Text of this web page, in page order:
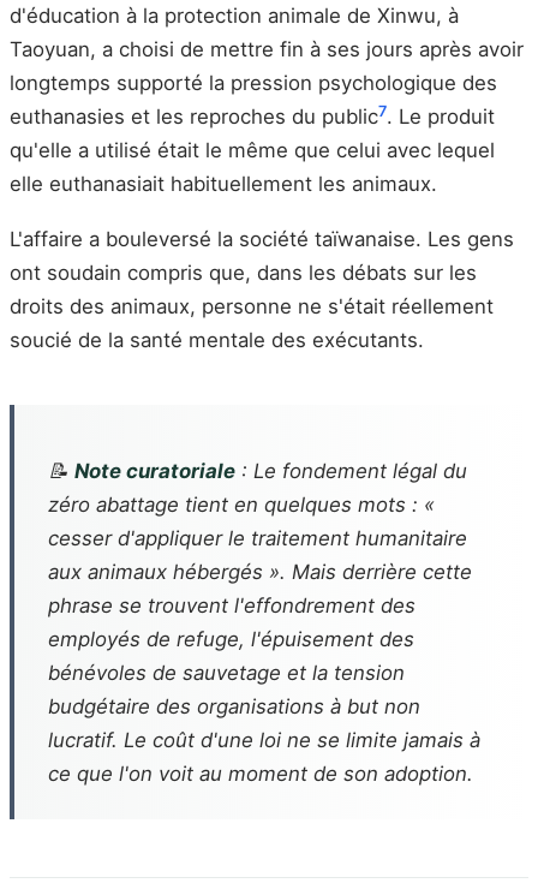
d'éducation à la protection animale de Xinwu, à
Taoyuan, a choisi de mettre fin à ses jours après avoir
longtemps supporté la pression psychologique des
euthanasies et les reproches du public7. Le produit
qu'elle a utilisé était le même que celui avec lequel
elle euthanasiait habituellement les animaux.
L'affaire a bouleversé la société taïwanaise. Les gens
ont soudain compris que, dans les débats sur les
droits des animaux, personne ne s'était réellement
soucié de la santé mentale des exécutants.
📝 Note curatoriale : Le fondement légal du
zéro abattage tient en quelques mots : «
cesser d'appliquer le traitement humanitaire
aux animaux hébergés ». Mais derrière cette
phrase se trouvent l'effondrement des
employés de refuge, l'épuisement des
bénévoles de sauvetage et la tension
budgétaire des organisations à but non
lucratif. Le coût d'une loi ne se limite jamais à
ce que l'on voit au moment de son adoption.